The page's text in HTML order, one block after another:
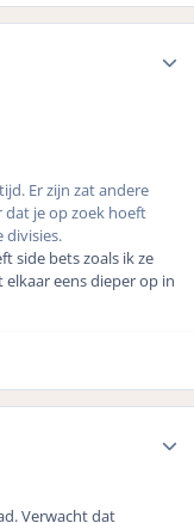
Er zijn zat andere
dat je op zoek hoeft
divisies.
side bets zoals ik ze
eens dieper op in
Verwacht dat